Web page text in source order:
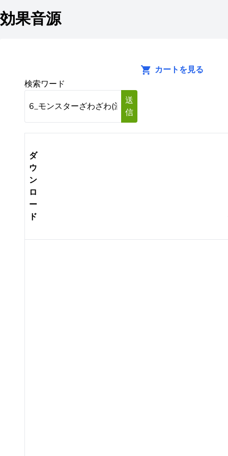
効果音源
カートを見る
検索ワード
送
信
ダ
ウ
ン
ロ
ー
ド